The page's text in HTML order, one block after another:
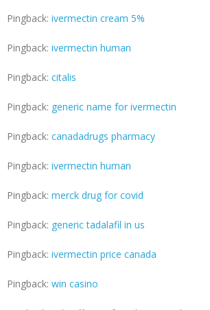
Pingback: ivermectin cream 5%
Pingback: ivermectin human
Pingback: citalis
Pingback: generic name for ivermectin
Pingback: canadadrugs pharmacy
Pingback: ivermectin human
Pingback: merck drug for covid
Pingback: generic tadalafil in us
Pingback: ivermectin price canada
Pingback: win casino